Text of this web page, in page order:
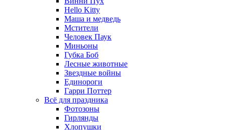
Hello Kitty
Маша и медведь
Мстители
Человек Паук
Миньоны
Губка Боб
Лесные животные
Звездные войны
Единороги
Гарри Поттер
Всё для праздника
Фотозоны
Гирлянды
Хлопушки